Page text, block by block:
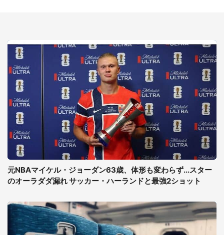
元NBAマイケル・ジョーダン63歳、体形も変わらず...スター
のオーラダダ漏れ サッカー・ハーランドと最強2ショット